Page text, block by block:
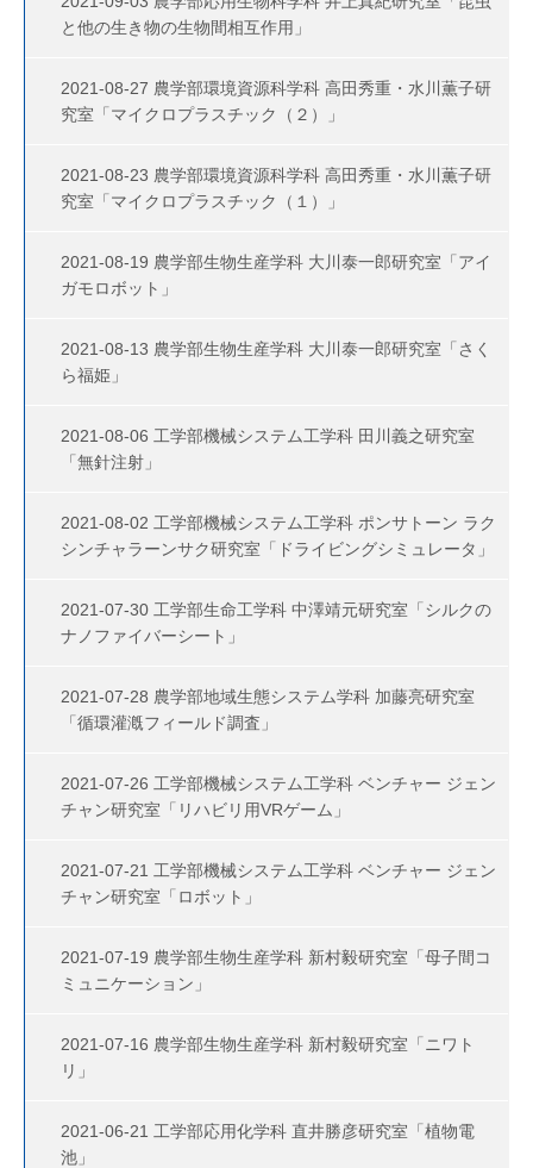
と他の生き物の生物間相互作用」
2021-08-27 農学部環境資源科学科 高田秀重・水川薫子研
究室「マイクロプラスチック（２）」
2021-08-23 農学部環境資源科学科 高田秀重・水川薫子研
究室「マイクロプラスチック（１）」
2021-08-19 農学部生物生産学科 大川泰一郎研究室「アイ
ガモロボット」
2021-08-13 農学部生物生産学科 大川泰一郎研究室「さく
ら福姫」
2021-08-06 工学部機械システム工学科 田川義之研究室
「無針注射」
2021-08-02 工学部機械システム工学科 ポンサトーン ラク
シンチャラーンサク研究室「ドライビングシミュレータ」
2021-07-30 工学部生命工学科 中澤靖元研究室「シルクの
ナノファイバーシート」
2021-07-28 農学部地域生態システム学科 加藤亮研究室
「循環灌漑フィールド調査」
2021-07-26 工学部機械システム工学科 ベンチャー ジェン
チャン研究室「リハビリ用VRゲーム」
2021-07-21 工学部機械システム工学科 ベンチャー ジェン
チャン研究室「ロボット」
2021-07-19 農学部生物生産学科 新村毅研究室「母子間コ
ミュニケーション」
2021-07-16 農学部生物生産学科 新村毅研究室「ニワト
リ」
2021-06-21 工学部応用化学科 直井勝彦研究室「植物電
池」